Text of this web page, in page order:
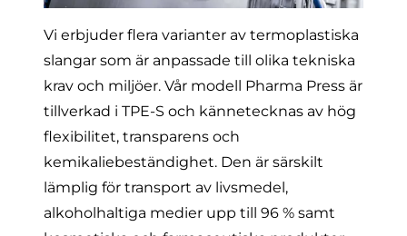
Vi erbjuder flera varianter av termoplastiska
slangar som är anpassade till olika tekniska
krav och miljöer. Vår modell Pharma Press är
tillverkad i TPE-S och kännetecknas av hög
flexibilitet, transparens och
kemikaliebeständighet. Den är särskilt
lämplig för transport av livsmedel,
alkoholhaltiga medier upp till 96 % samt